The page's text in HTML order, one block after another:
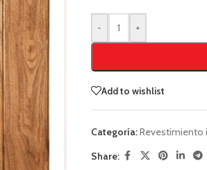
- +
Add to wishlist
Categoría:Revestimiento
Share: